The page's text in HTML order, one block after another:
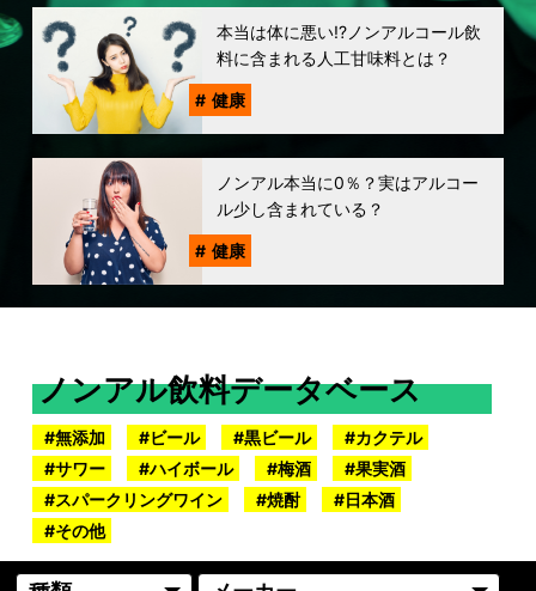
本当は体に悪い!?ノンアルコール飲
料に含まれる人工甘味料とは？
健康
ノンアル本当に0％？実はアルコー
ル少し含まれている？
健康
ノンアル飲料データベース
無添加 ビール 黒ビール
カクテル
サワー
ハイボール 梅酒
果実酒
スパークリングワイン
焼酎
日本酒
その他